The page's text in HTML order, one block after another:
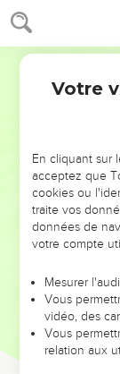
2 Rois 11
centaines qui
Faites-la sortir
mettez-le à mort
ne soit pas mise
Et ils lui firent
des chevaux
Et Jehoïada
peuple, qu'ils
et le peuple.
Et tout le
ils la démolirent
sacrificateur de
la maison de
Et il prit les
coureurs, et tout
Votre
En cliquant sur
acceptez que
cookies ou
traite vos
données de
votre compte
Mesurer
Vous
vidéo, des
Vous
relation aux